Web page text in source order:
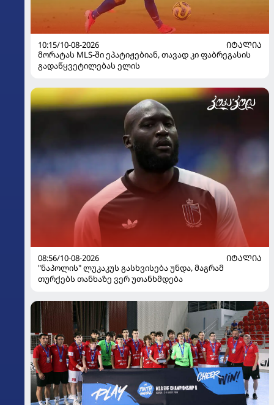
10:15/10-08-2026
ᲘᲢᲐᲚᲘᲐ
მორატას MLS-ში ეპატიჟებიან, თავად კი ფაბრეგასის
გადაწყვეტილებას ელის
08:56/10-08-2026
ᲘᲢᲐᲚᲘᲐ
"ნაპოლის" ლუკაკუს გასხვისება უნდა, მაგრამ
თურქებს თანხაზე ვერ უთანხმდება